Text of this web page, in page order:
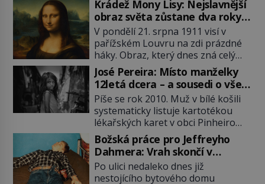
2011). To je James „Whitey“ Bulger
(1929–2018) viněný ze spoluúčasti
na 19 vraždách, vydírání a lichvy. A
samozřejmě, krom toho je ještě
drogový dealer, který neváhá
odstranit z cesty všechny práskače,
zatímco […]
Krádež Mony Lisy: Nejslavnější
obraz světa zůstane dva roky
nezvěstný
V pondělí 21. srpna 1911 visí v
pařížském Louvru na zdi prázdné
háky. Obraz, který dnes zná celý
svět, je pryč. Zpočátku si nikdo
nemyslí, že jde o krádež.
Zaměstnanci jsou přesvědčeni, že
Mona Lisa je jen v restaurátorské
dílně nebo u fotografa. Když se
ukáže pravda, propukne jeden z
největších honů na zloděje v […]
José Pereira: Místo manželky
12letá dcera – a sousedi o všem
vědí!
Píše se rok 2010. Muž v bílé košili
systematicky listuje kartotékou
lékařských karet v obci Pinheiro
ležící asi 20 kilometrů od farmy s
podivínským majitelem. Něco tu
nesedí. Ledaže… Ledaže by ta
mladá dívka z farmy byla ne
manželkou, ale dcerou – a všechny
Božská práce pro Jeffreyho
Dahmera: Vrah skončí v
tratolišti krve ve vězeňských
umývárnách
Po ulici nedaleko dnes již
nestojícího bytového domu